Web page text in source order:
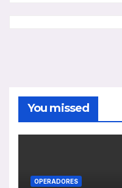
You missed
OPERADORES